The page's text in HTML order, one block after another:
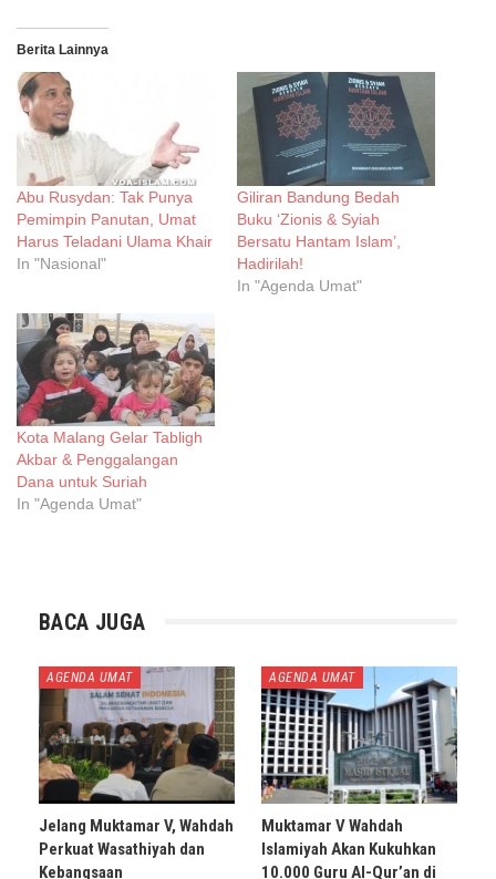
Berita Lainnya
Abu Rusydan: Tak Punya
Pemimpin Panutan, Umat
Harus Teladani Ulama Khair
In "Nasional"
Giliran Bandung Bedah
Buku ‘Zionis & Syiah
Bersatu Hantam Islam’,
Hadirilah!
In "Agenda Umat"
Kota Malang Gelar Tabligh
Akbar & Penggalangan
Dana untuk Suriah
In "Agenda Umat"
BACA JUGA
AGENDA UMAT
Jelang Muktamar V, Wahdah
Perkuat Wasathiyah dan
Kebangsaan
AGENDA UMAT
Muktamar V Wahdah
Islamiyah Akan Kukuhkan
10.000 Guru Al-Qur’an di